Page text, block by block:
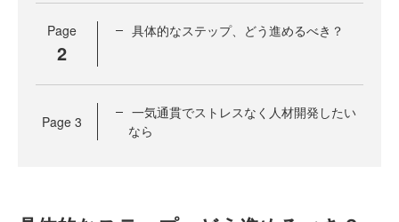
Page
2
具体的なステップ、どう進めるべき？
Page 3
一気通貫でストレスなく人材開発したい
なら